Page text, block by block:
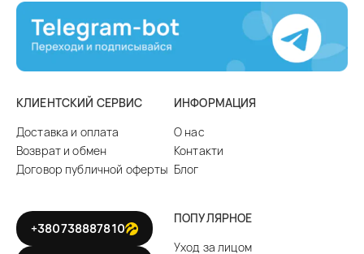
КЛИЕНТСКИЙ СЕРВИС
Доставка и оплата
Возврат и обмен
Договор публичной оферты
ИНФОРМАЦИЯ
О нас
Контакти
Блог
+380738887810
ПОПУЛЯРНОЕ
Уход за лицом